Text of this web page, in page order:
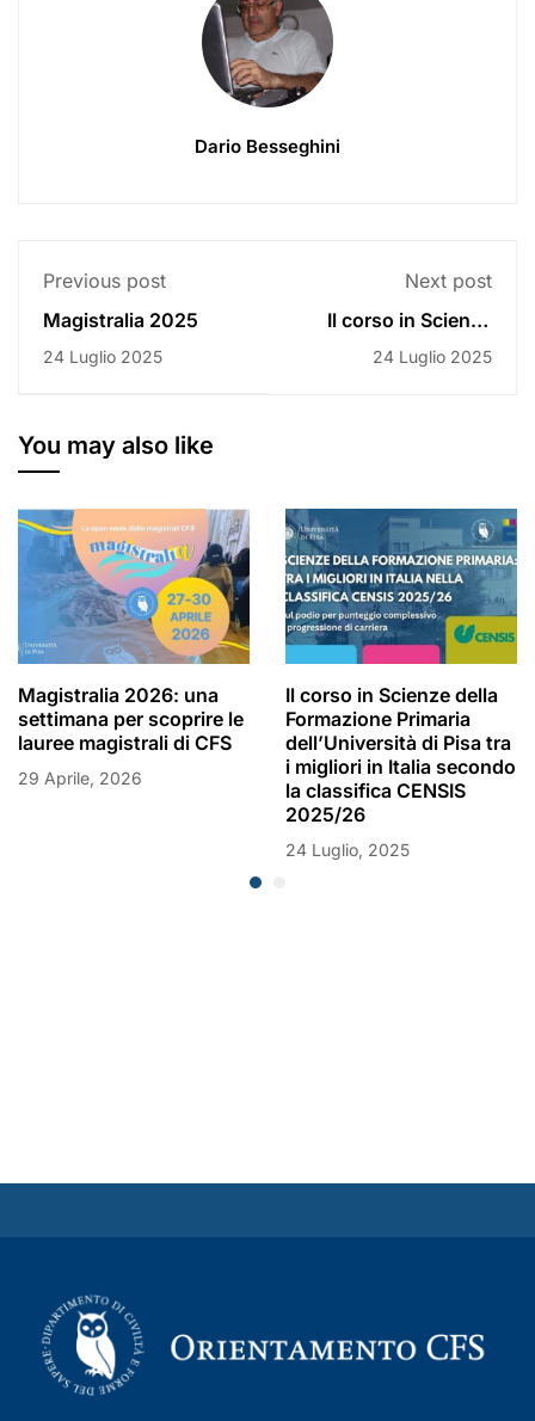
Dario Besseghini
Previous post
Magistralia 2025
24 Luglio 2025
Next post
Il corso in Scienze
della Formazione
Primaria
24 Luglio 2025
You may also like
Magistralia 2026: una
settimana per scoprire le
lauree magistrali di CFS
29 Aprile, 2026
Il corso in Scienze della
Formazione Primaria
dell’Università di Pisa tra
i migliori in Italia secondo
la classifica CENSIS
2025/26
24 Luglio, 2025